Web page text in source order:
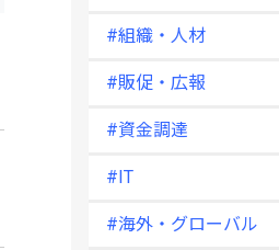
#組織・人材
#販促・広報
#資金調達
#IT
#海外・グローバル